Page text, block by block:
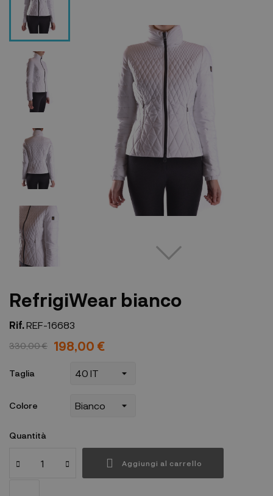
RefrigiWear bianco
Rif.REF-16683
330,00 € 198,00 €
Taglia
Colore
Quantità
Aggiungi al carrello